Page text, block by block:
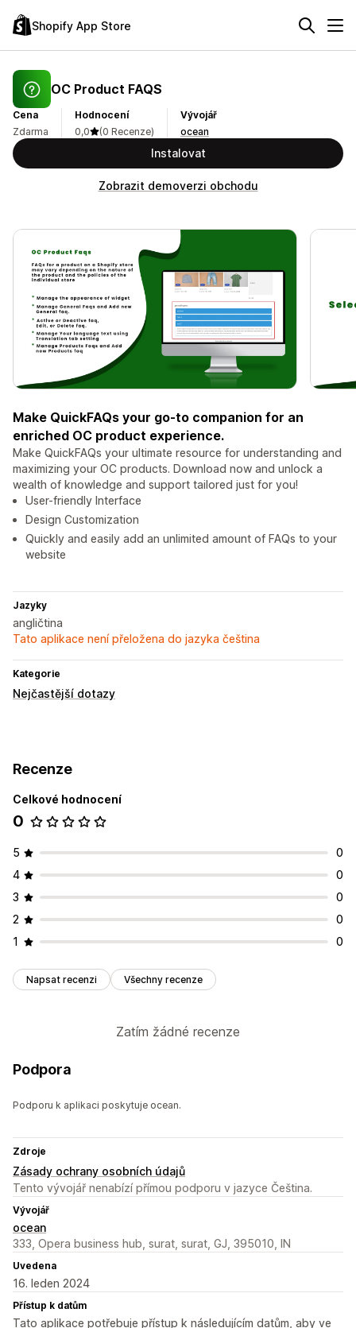
Shopify App Store
OC Product FAQS
Cena
Zdarma
Hodnocení
0,0
(0 Recenze)
Vývojář
ocean
Instalovat
Zobrazit demoverzi obchodu
Make QuickFAQs your go-to companion for an
enriched OC product experience.
Make QuickFAQs your ultimate resource for understanding and
maximizing your OC products. Download now and unlock a
wealth of knowledge and support tailored just for you!
User-friendly Interface
Design Customization
Quickly and easily add an unlimited amount of FAQs to your
website
Jazyky
angličtina
Tato aplikace není přeložena do jazyka čeština
Kategorie
Nejčastější dotazy
Recenze
Celkové hodnocení
0
5
0
4
0
3
0
2
0
1
0
Napsat recenzi Všechny recenze
Zatím žádné recenze
Podpora
Podporu k aplikaci poskytuje ocean.
Zdroje
Zásady ochrany osobních údajů
Tento vývojář nenabízí přímou podporu v jazyce Čeština.
Vývojář
ocean
333, Opera business hub, surat, surat, GJ, 395010, IN
Uvedena
16. leden 2024
Přístup k datům
Tato aplikace potřebuje přístup k následujícím datům, aby ve